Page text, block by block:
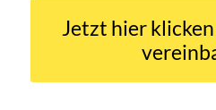
Jetzt hier